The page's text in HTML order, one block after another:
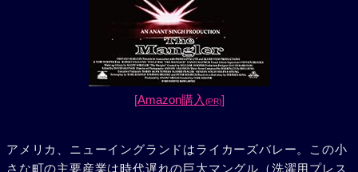
[Amazon購入 (PR)]
アメリカ、ニューイングランドはライカーズバレー。この小
さな町の主要産業は時代遅れの巨大マングル（洗濯用プレス